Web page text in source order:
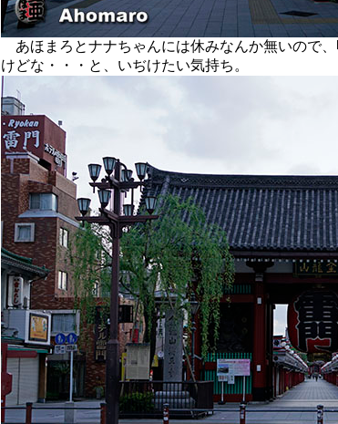
あほまろとナナちゃんには休みなんか無いので
けどな・・・と、いぢけたい気持ち。